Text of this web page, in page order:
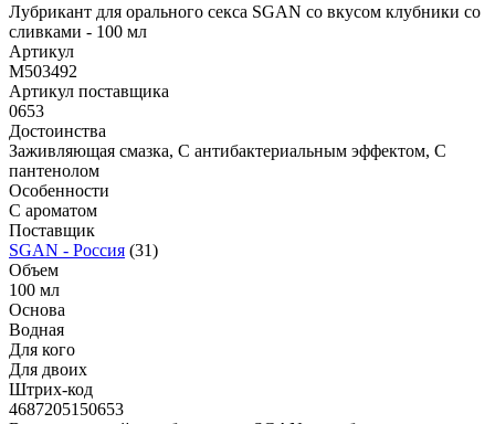
Лубрикант для орального секса SGAN со вкусом клубники со
сливками - 100 мл
Артикул
M503492
Артикул поставщика
0653
Достоинства
Заживляющая смазка, С антибактериальным эффектом, С
пантенолом
Особенности
С ароматом
Поставщик
SGAN - Россия (31)
Объем
100 мл
Основа
Водная
Для кого
Для двоих
Штрих-код
4687205150653